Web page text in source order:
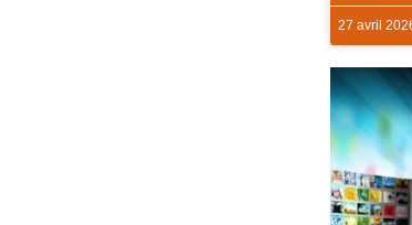
27 avril